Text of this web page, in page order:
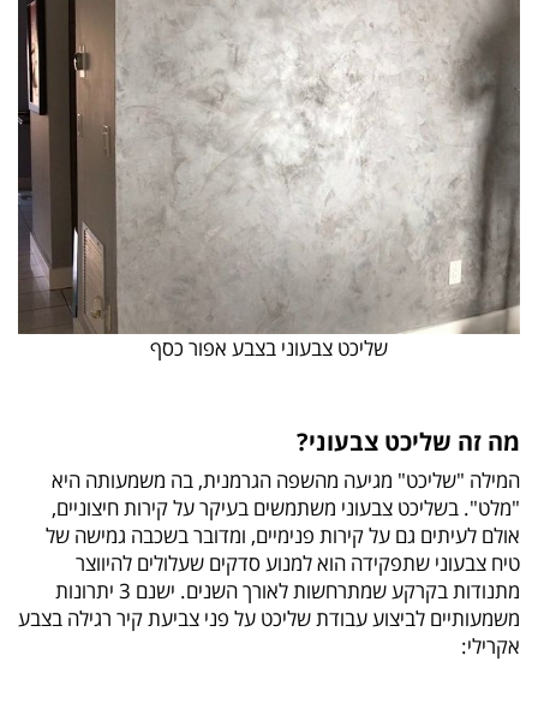
שליכט צבעוני בצבע אפור כסף
מה זה שליכט צבעוני?
המילה "שליכט" מגיעה מהשפה הגרמנית, בה משמעותה היא
"מלט". בשליכט צבעוני משתמשים בעיקר על קירות חיצוניים,
אולם לעיתים גם על קירות פנימיים, ומדובר בשכבה גמישה של
טיח צבעוני שתפקידה הוא למנוע סדקים שעלולים להיווצר
מתנודות בקרקע שמתרחשות לאורך השנים. ישנם 3 יתרונות
משמעותיים לביצוע עבודת שליכט על פני צביעת קיר רגילה בצבע
אקרילי: